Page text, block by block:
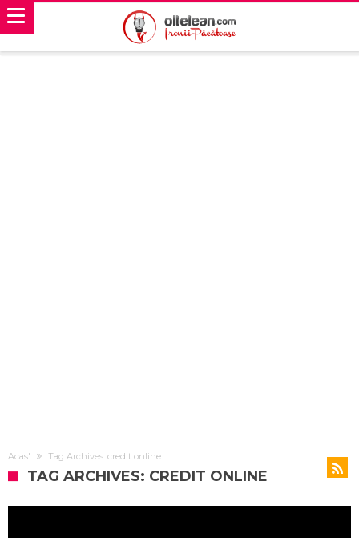
Acas' Tag Archives: credit online
TAG ARCHIVES: CREDIT ONLINE